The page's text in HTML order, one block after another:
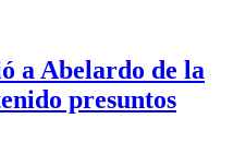
a Abelardo de la
presuntos